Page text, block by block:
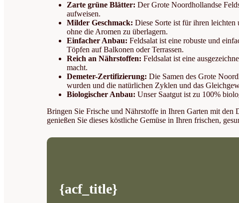
Zarte grüne Blätter: Der Grote Noordhollandse
aufweisen.
Milder Geschmack: Diese Sorte ist für ihren leichten
ohne die Aromen zu überlagern.
Einfacher Anbau: Feldsalat ist eine robuste und
Töpfen auf Balkonen oder Terrassen.
Reich an Nährstoffen: Feldsalat ist eine
macht.
Demeter-Zertifizierung: Die Samen des Grote
wurden und die natürlichen Zyklen und das
Biologischer Anbau: Unser Saatgut ist zu 100%
Bringen Sie Frische und Nährstoffe in Ihren Garten mit den
genießen Sie dieses köstliche Gemüse in Ihren frischen,
{acf_title}